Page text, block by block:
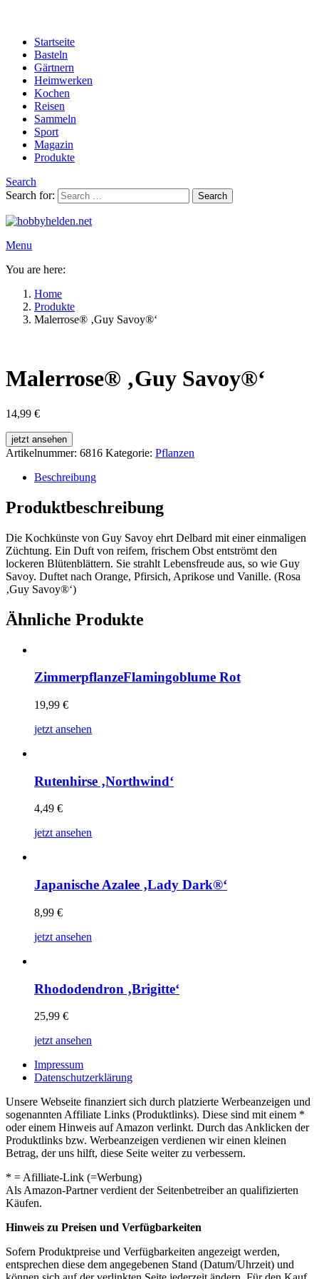
Startseite
Basteln
Gärtnern
Heimwerken
Kochen
Reisen
Sammeln
Sport
Magazin
Produkte
Search
Search for:
Search
Menu
You are here:
Home
Produkte
Malerrose® ‚Guy Savoy®‘
Malerrose® ‚Guy Savoy®‘
14,99 €
jetzt ansehen
Artikelnummer: 6816 Kategorie: Pflanzen
Beschreibung
Produktbeschreibung
Die Kochkünste von Guy Savoy ehrt Delbard mit einer einmaligen
Züchtung. Ein Duft von reifem, frischem Obst entströmt den
lockeren Blütenblättern. Sie strahlt Lebensfreude aus, so wie Guy
Savoy. Duftet nach Orange, Pfirsich, Aprikose und Vanille. (Rosa
‚Guy Savoy®‘)
Ähnliche Produkte
ZimmerpflanzeFlamingoblume Rot
19,99 €
jetzt ansehen
Rutenhirse ‚Northwind‘
4,49 €
jetzt ansehen
Japanische Azalee ‚Lady Dark®‘
8,99 €
jetzt ansehen
Rhododendron ‚Brigitte‘
25,99 €
jetzt ansehen
Impressum
Datenschutzerklärung
Unsere Webseite finanziert sich durch platzierte Werbeanzeigen und
sogenannten Affiliate Links (Produktlinks). Diese sind mit einem *
oder einem Hinweis auf Amazon verlinkt. Durch das Anklicken der
Produktlinks bzw. Werbeanzeigen verdienen wir einen kleinen
Betrag, der uns hilft, diese Seite weiter zu verbessern.
* = Afilliate-Link (=Werbung)
Als Amazon-Partner verdient der Seitenbetreiber an qualifizierten
Käufen.
Hinweis zu Preisen und Verfügbarkeiten
Sofern Produktpreise und Verfügbarkeiten angezeigt werden,
entsprechen diese dem angegebenen Stand (Datum/Uhrzeit) und